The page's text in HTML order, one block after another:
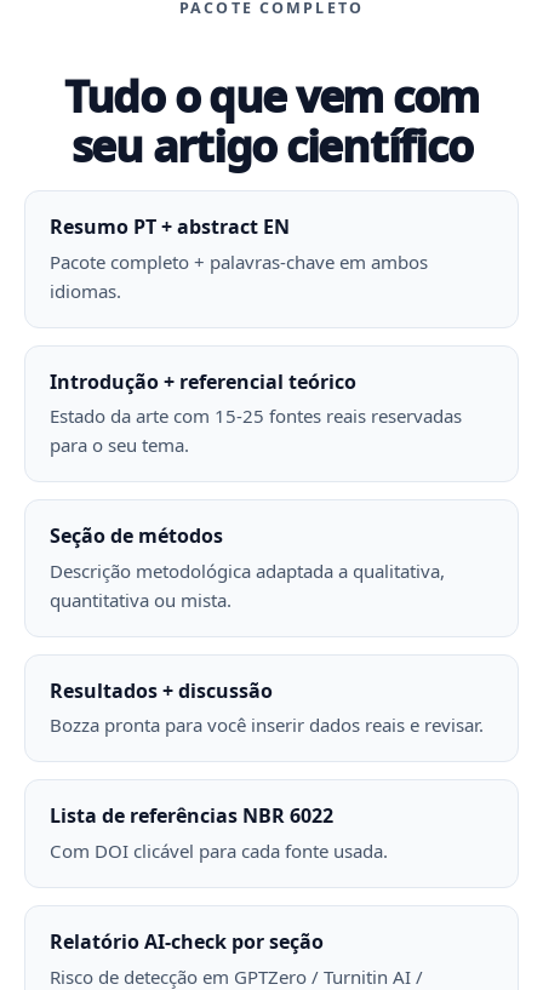
PACOTE COMPLETO
Tudo o que vem com
seu artigo científico
Resumo PT + abstract EN
Pacote completo + palavras-chave em ambos
idiomas.
Introdução + referencial teórico
Estado da arte com 15-25 fontes reais reservadas
para o seu tema.
Seção de métodos
Descrição metodológica adaptada a qualitativa,
quantitativa ou mista.
Resultados + discussão
Bozza pronta para você inserir dados reais e revisar.
Lista de referências NBR 6022
Com DOI clicável para cada fonte usada.
Relatório AI-check por seção
Risco de detecção em GPTZero / Turnitin AI /